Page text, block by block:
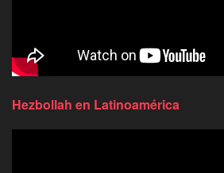
Hezbollah en Latinoamérica